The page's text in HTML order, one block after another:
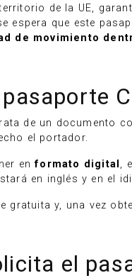
de la UE,
espera que este
de movimiento
de un documento
el portador.
en formato digital ,
en inglés y en el
gratuita y, una vez
el